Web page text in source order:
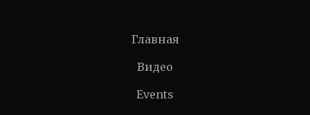
Главная
Видео
Events